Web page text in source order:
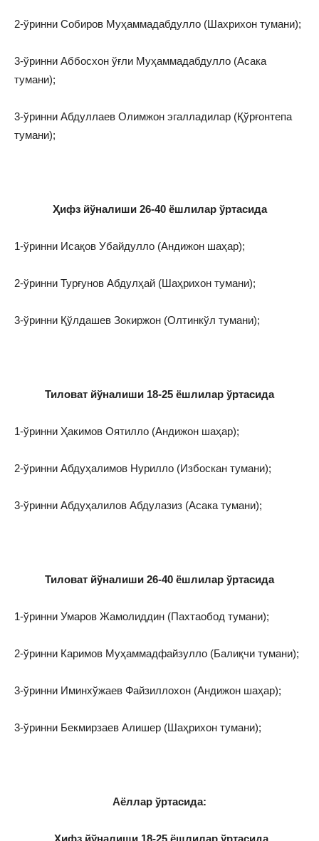
2-ўринни Собиров Муҳаммадабдулло (Шахрихон тумани);
3-ўринни Аббосхон ўғли Муҳаммадабдулло (Асака
тумани);
3-ўринни Абдуллаев Олимжон эгалладилар (Қўрғонтепа
тумани);
Ҳифз йўналиши 26-40 ёшлилар ўртасида
1-ўринни Исақов Убайдулло (Андижон шаҳар);
2-ўринни Турғунов Абдулҳай (Шаҳрихон тумани);
3-ўринни Қўлдашев Зокиржон (Олтинкўл тумани);
Тиловат йўналиши 18-25 ёшлилар ўртасида
1-ўринни Ҳакимов Оятилло (Андижон шаҳар);
2-ўринни Абдуҳалимов Нурилло (Избоскан тумани);
3-ўринни Абдуҳалилов Абдулазиз (Асака тумани);
Тиловат йўналиши 26-40 ёшлилар ўртасида
1-ўринни Умаров Жамолиддин (Пахтаобод тумани);
2-ўринни Каримов Муҳаммадфайзулло (Балиқчи тумани);
3-ўринни Иминхўжаев Файзиллохон (Андижон шаҳар);
3-ўринни Бекмирзаев Алишер (Шаҳрихон тумани);
Аёллар ўртасида: